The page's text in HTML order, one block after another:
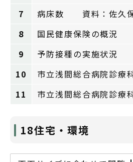
7
病床数 資料：佐久保
8
国民健康保険の概況
9
予防接種の実施状況
10
市立浅間総合病院診
11
市立浅間総合病院診
18住宅・環境